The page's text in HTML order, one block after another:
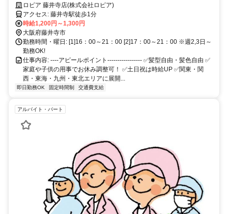
新規募集❗︎土日は時給UP❗︎
ロピア 藤井寺店(株式会社ロピア)
アクセス: 藤井寺駅徒歩1分
時給1,200円～1,300円
大阪府藤井寺市
勤務時間・曜日: [1]16：00～21：00 [2]17：00～21：00 ※週2,3日～
勤務OK!
仕事内容: ----アピールポイント----------------- ✅髪型自由・髪色自由 ✅️
家庭や子供の用事でお休み調整可！ ✅️土日祝は時給UP ✅️関東・関
西・東海・九州・東北エリアに展開...
即日勤務OK 固定時間制 交通費支給
アルバイト・パート